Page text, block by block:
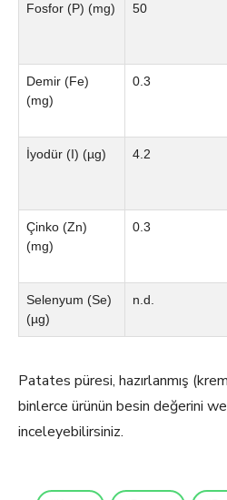
Fosfor (P) (mg) 50
Demir (Fe)
(mg)
0.3
İyodür (I) (µg) 4.2
Çinko (Zn)
(mg)
0.3
Selenyum (Se)
(µg)
n.d.
Patates püresi, hazırlanmış
binlerce ürünün besin değerini
inceleyebilirsiniz.